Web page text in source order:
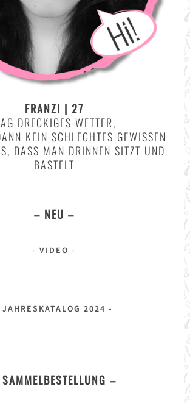
FRANZI | 27
DRECKIGES WETTER,
KEIN SCHLECHTES GEWISSEN
DASS MAN DRINNEN SITZT UND
BASTELT
– NEU –
VIDEO
JAHRESKATALOG 2024
–